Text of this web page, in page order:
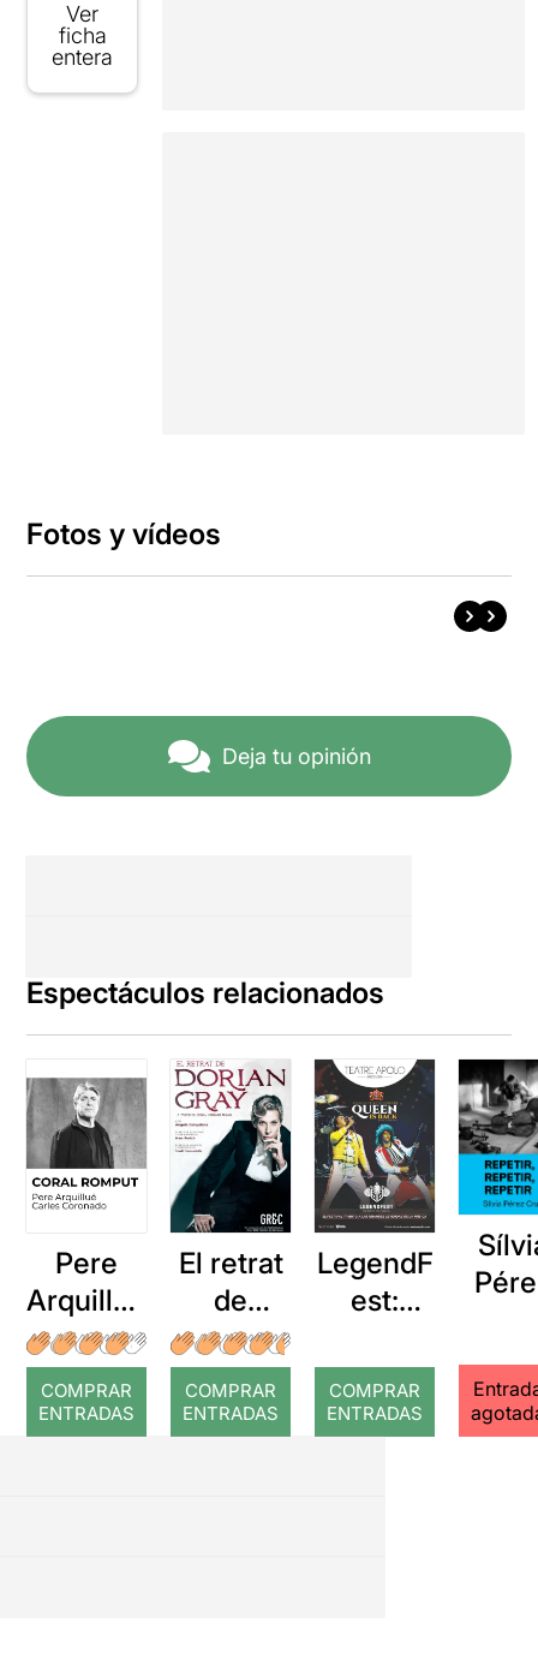
Ver
ficha
entera
Fotos y vídeos
Deja tu opinión
Espectáculos relacionados
Pere
Arquillué
: Coral
romput
COMPRAR
ENTRADAS
El retrat
de
Dorian
Gray
COMPRAR
ENTRADAS
LegendF
est:
back
COMPRAR
ENTRADAS